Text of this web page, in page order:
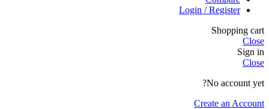
Login / Register
Shopping cart
Close
Sign in
Close
No account yet?
Create an Account